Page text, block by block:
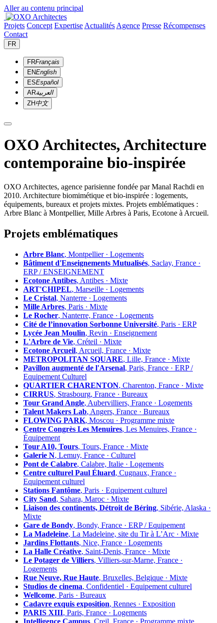
Aller au contenu principal
Projets Concept Expertise Actualités Agence Presse Récompenses
Contact
FR
FRFrançais
ENEnglish
ESEspañol
ARالعربية
ZH中文
OXO Architectes, Architecture
contemporaine bio-inspirée
OXO Architectes, agence parisienne fondée par Manal Rachdi en
2010. Architecture biomimétique et bio-inspirée : logements,
équipements, bureaux et projets mixtes. Projets emblématiques :
Arbre Blanc à Montpellier, Mille Arbres à Paris, Ecotone à Arcueil.
Projets emblématiques
Arbre Blanc, Montpellier · Logements
Bâtiment d'Enseignements Mutualisés, Saclay, France ·
ERP / ENSEIGNEMENT
Ecotone Antibes, Antibes · Mixte
ART'CHIPEL, Marseille · Logements
Le Cristal, Nanterre · Logements
Mille Arbres, Paris · Mixte
Le Rocher, Nanterre, France · Logements
Cité de l’innovation Sorbonne Université, Paris · ERP
Lycée Jean Moulin, Revin · Enseignement
L'Arbre de Vie, Créteil · Mixte
Ecotone Arcueil, Arcueil, France · Mixte
METROPOLITAN SQUARE, Lille, France · Mixte
Pavillon augmenté de l'Arsenal, Paris, France · ERP /
Equipement Culturel
QUARTIER CHARENTON, Charenton, France · Mixte
CIRRUS, Strasbourg, France · Bureaux
Tour Grand Angle, Aubervilliers, France · Logements
Talent Makers Lab, Angers, France · Bureaux
FLOWING PARK, Moscou · Programme mixte
Centre Congrès Les Menuires, Les Menuires, France ·
Équipement
Tour A10, Tours, Tours, France · Mixte
Galerie N, Lemuy, France · Culturel
Pont de Calabre, Calabre, Italie · Logements
Centre culturel Paul Éluard, Cugnaux, France ·
Equipement culturel
Stations Fantôme, Paris · Equipement culturel
City Sand, Sahara, Maroc · Mixte
Liaison des continents, Détroit de Béring, Sibérie, Alaska ·
Mixte
Gare de Bondy, Bondy, France · ERP / Equipement
La Madeleine, La Madeleine, site du Tir à L’Arc · Mixte
Jardins Flottants, Nice, France · Logements
La Halle Créative, Saint-Denis, France · Mixte
Le Potager de Villiers, Villiers-sur-Marne, France ·
Logements
Rue Neuve, Rue Haute, Bruxelles, Belgique · Mixte
Studios de cinema, Confidentiel · Equipement culturel
Wellcome, Paris · Bureaux
Cadavre exquis exposition, Rennes · Exposition
PARIS XIII, Paris, France · Logements
Intelligence Campus, Creil, France · Programme mixte